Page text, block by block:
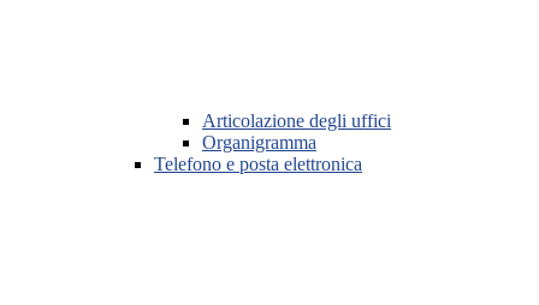
Articolazione degli uffici
Organigramma
Telefono e posta elettronica